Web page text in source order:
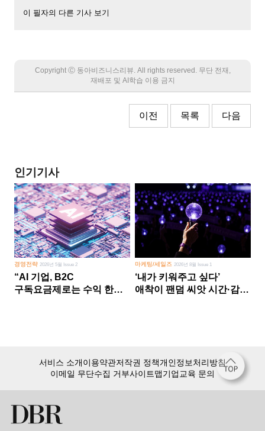
이 필자의 다른 기사 보기
Copyright Ⓒ 동아비즈니스리뷰. All rights reserved. 무단 전재,
재배포 및 AI학습 이용 금지
이전 목록 다음
인기기사
경영전략 2026년 5월 Issue 2
“AI 기업, B2C
구독요금제로는 수익 한계
마케팅/세일즈 2026년 8월 Issue 1
‘내가 키워주고 싶다’
애착이 팬덤 씨앗 시간·감정
서비스 소개이용약관저작권 정책개인정보처리방침
이메일 무단수집 거부사이트맵기업교육 문의